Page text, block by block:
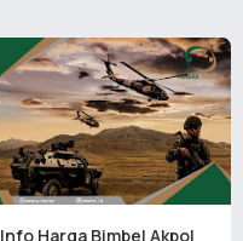
Info Harga Bimbel Akpol